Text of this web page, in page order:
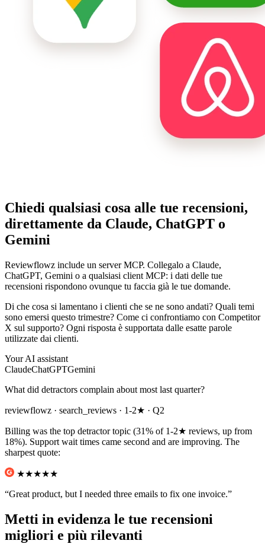
Chiedi qualsiasi cosa alle tue recensioni,
direttamente da Claude, ChatGPT o
Gemini
Reviewflowz include un server MCP. Collegalo a Claude,
ChatGPT, Gemini o a qualsiasi client MCP: i dati delle tue
recensioni rispondono ovunque tu faccia già le tue domande.
Di che cosa si lamentano i clienti che se ne sono andati? Quali temi
sono emersi questo trimestre? Come ci confrontiamo con Competitor
X sul supporto? Ogni risposta è supportata dalle esatte parole
utilizzate dai clienti.
Your AI assistant
ClaudeChatGPTGemini
What did detractors complain about most last quarter?
reviewflowz · search_reviews · 1-2★ · Q2
Billing was the top detractor topic (31% of 1-2★ reviews, up from
18%). Support wait times came second and are improving. The
sharpest quote:
★★★★★
“Great product, but I needed three emails to fix one invoice.”
Metti in evidenza le tue recensioni
migliori e più rilevanti